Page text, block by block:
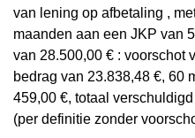
van lening op afbetaling ,
maanden aan een JKP van
van 28.500,00 € : voorschot
bedrag van 23.838,48 €, 60
459,00 €, totaal
(per definitie zonder